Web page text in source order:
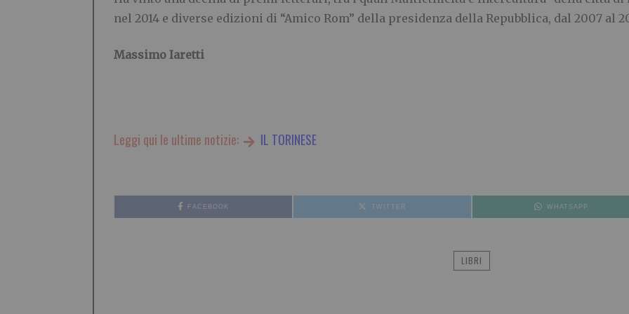
nel 2014 e diverse edizioni di “Amico Rom” della presidenza della Repubblica, dal 2007 al
Massimo Iaretti
Leggi qui le ultime notizie: IL TORINESE
FACEBOOK TWITTER WHATSAPP
LIBRI